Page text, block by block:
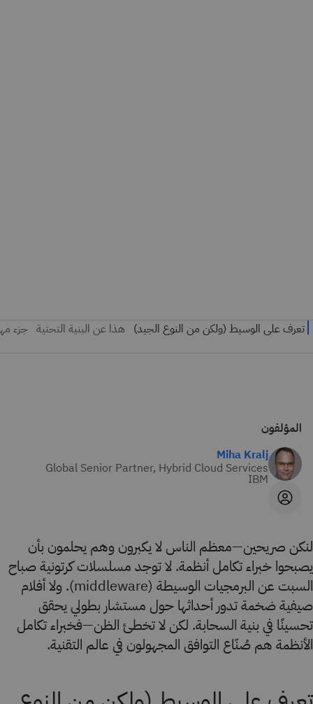
المؤلفون
Miha Kralj
Global Senior Partner, Hybrid Cloud Services
IBM
لنكن صريحين—معظم الناس لا يكبرون وهم يحلمون بأن
يصبحوا خبراء تكامل أنظمة. لا توجد مسلسلات كرتونية صباح
السبت عن البرمجيات الوسيطة (middleware). ولا أفلام
صيفية ضخمة تدور أحداثها حول مستشار بطولي يحقق
تحسينًا في بنية السحابة. لكن لا تخطئ الظن—فخبراء تكامل
الأنظمة هم صُنّاع التوافق المجهولون في عالم التقنية.